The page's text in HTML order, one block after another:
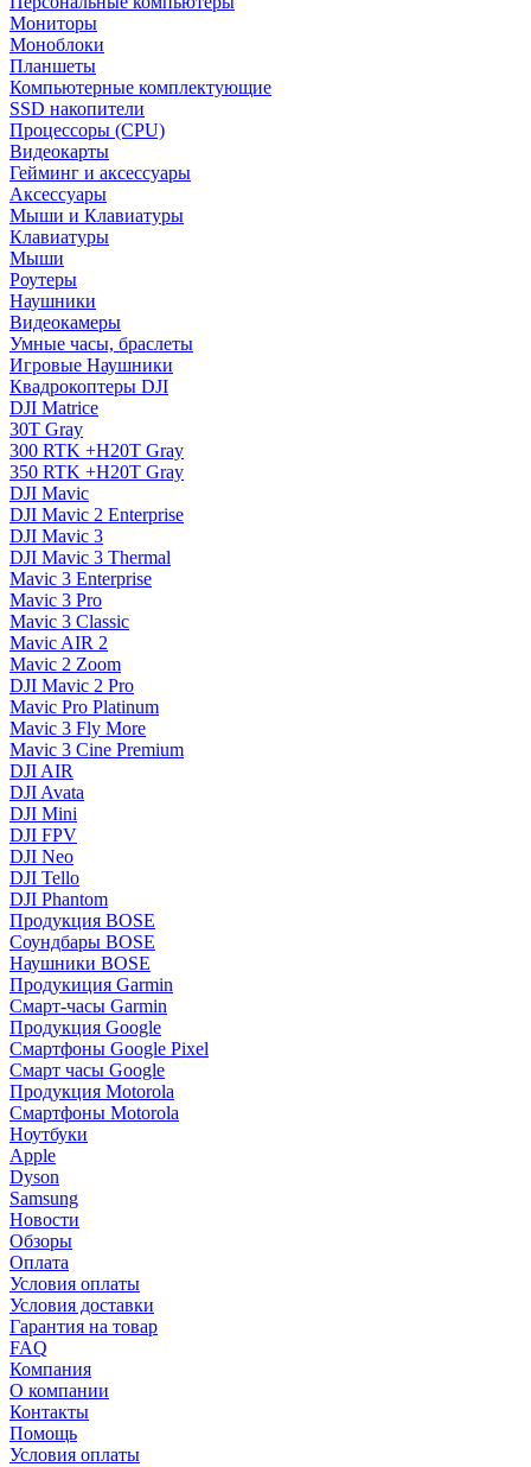
Мониторы
Моноблоки
Планшеты
Компьютерные комплектующие
SSD накопители
Процессоры (CPU)
Видеокарты
Гейминг и аксессуары
Аксессуары
Мыши и Клавиатуры
Клавиатуры
Мыши
Роутеры
Наушники
Видеокамеры
Умные часы, браслеты
Игровые Наушники
Квадрокоптеры DJI
DJI Matrice
30T Gray
300 RTK +H20T Gray
350 RTK +H20T Gray
DJI Mavic
DJI Mavic 2 Enterprise
DJI Mavic 3
DJI Mavic 3 Thermal
Mavic 3 Enterprise
Mavic 3 Pro
Mavic 3 Сlassic
Mavic AIR 2
Mavic 2 Zoom
DJI Mavic 2 Pro
Mavic Pro Platinum
Mavic 3 Fly More
Mavic 3 Cine Premium
DJI AIR
DJI Avata
DJI Mini
DJI FPV
DJI Neo
DJI Tello
DJI Phantom
Продукция BOSE
Соундбары BOSE
Наушники BOSE
Продукиция Garmin
Смарт-часы Garmin
Продукция Google
Смартфоны Google Pixel
Смарт часы Google
Продукция Motorola
Смартфоны Motorola
Ноутбуки
Apple
Dyson
Samsung
Новости
Обзоры
Оплата
Условия оплаты
Условия доставки
Гарантия на товар
FAQ
Компания
О компании
Контакты
Помощь
Условия оплаты